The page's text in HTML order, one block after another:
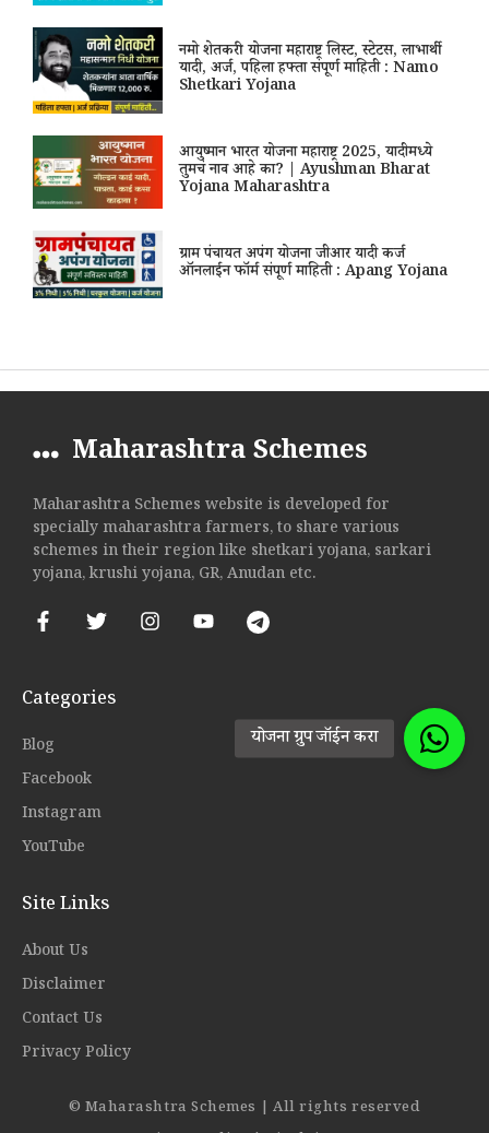
नमो शेतकरी योजना महाराष्ट्र लिस्ट, स्टेटस, लाभार्थी
यादी, अर्ज, पहिला हफ्ता संपूर्ण माहिती : Namo
Shetkari Yojana
आयुष्मान भारत योजना महाराष्ट्र 2025, यादीमध्ये
तुमचं नाव आहे का? | Ayushman Bharat
Yojana Maharashtra
ग्राम पंचायत अपंग योजना जीआर यादी कर्ज
ऑनलाईन फॉर्म संपूर्ण माहिती : Apang Yojana
Maharashtra Schemes
Maharashtra Schemes website is developed for
specially maharashtra farmers, to share various
schemes in their region like shetkari yojana, sarkari
yojana, krushi yojana, GR, Anudan etc.
Categories
Blog
Facebook
Instagram
YouTube
Site Links
About Us
Disclaimer
Contact Us
Privacy Policy
© Maharashtra Schemes | All rights reserved